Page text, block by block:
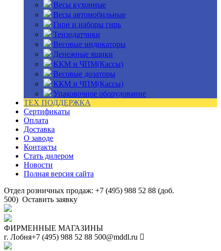
Весы кухонные
Весы автомобильные
Гири и наборы гирь
Тензодатчики
Весовые индикаторы
Денежные ящики
ККМ и ЧПМ(Кассы)
Весовые дозаторы
ККМ и ЧПМ(Кассы)
Упаковочное оборудование
ТЕХ ПОДДЕРЖКА
Сертификаты
Оплата
Доставка
О заводе
Контакты
Стать дилером
Новости
Полная версия сайта
Отдел розничных продаж: +7 (495) 988 52 88 (доб.
500) Оставить заявку
ФИРМЕННЫЕ МАГАЗИНЫ
г. Лобня+7 (495) 988 52 88 500@mddl.ru